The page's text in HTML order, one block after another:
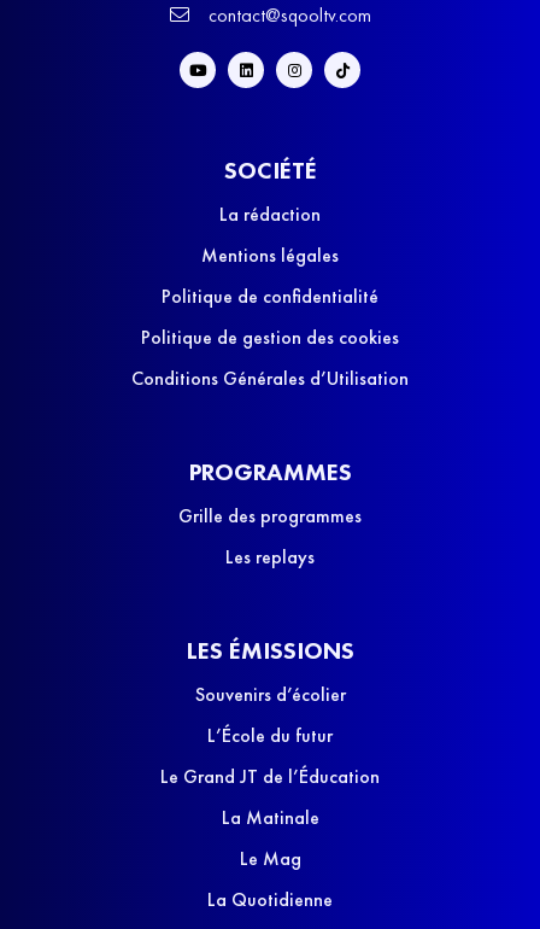
contact@sqooltv.com
SOCIÉTÉ
La rédaction
Mentions légales
Politique de confidentialité
Politique de gestion des cookies
Conditions Générales d’Utilisation
PROGRAMMES
Grille des programmes
Les replays
LES ÉMISSIONS
Souvenirs d’écolier
L’École du futur
Le Grand JT de l’Éducation
La Matinale
Le Mag
La Quotidienne